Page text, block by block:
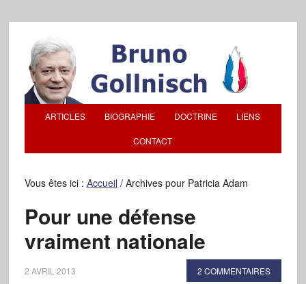
ARTICLES BIOGRAPHIE DOCTRINE LIENS
CONTACT
Vous êtes ici : Accueil /Archives pour Patricia Adam
Pour une défense
vraiment nationale
2 AVRIL 2013 2 COMMENTAIRES